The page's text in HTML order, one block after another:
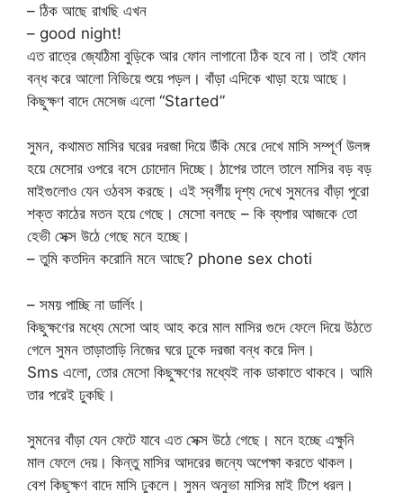
– ঠিক আছে রাখছি এখন
– good night!
এত রাত্রে জ্যেঠিমা বুড়িকে আর ফোন লাগানো ঠিক হবে না। তাই ফোন
বন্ধ করে আলো নিভিয়ে শুয়ে পড়ল। বাঁড়া এদিকে খাড়া হয়ে আছে।
কিছুক্ষণ বাদে মেসেজ এলো “Started”
সুমন, কথামত মাসির ঘরের দরজা দিয়ে উঁকি মেরে দেখে মাসি সম্পূর্ণ উলঙ্গ
হয়ে মেসোর ওপরে বসে চোদোন দিচ্ছে। ঠাপের তালে তালে মাসির বড় বড়
মাইগুলোও যেন ওঠবস করছে। এই স্বর্গীয় দৃশ্য দেখে সুমনের বাঁড়া পুরো
শক্ত কাঠের মতন হয়ে গেছে। মেসো বলছে – কি ব্যপার আজকে তো
হেভী সেক্স উঠে গেছে মনে হচ্ছে।
– তুমি কতদিন করোনি মনে আছে? phone sex choti
– সময় পাচ্ছি না ডার্লিং।
কিছুক্ষণের মধ্যে মেসো আহ আহ করে মাল মাসির গুদে ফেলে দিয়ে উঠতে
গেলে সুমন তাড়াতাড়ি নিজের ঘরে ঢুকে দরজা বন্ধ করে দিল।
Sms এলো, তোর মেসো কিছুক্ষণের মধ্যেই নাক ডাকাতে থাকবে। আমি
তার পরেই ঢুকছি।
সুমনের বাঁড়া যেন ফেটে যাবে এত সেক্স উঠে গেছে। মনে হচ্ছে এক্ষুনি
মাল ফেলে দেয়। কিন্তু মাসির আদরের জন্যে অপেক্ষা করতে থাকল।
বেশ কিছুক্ষণ বাদে মাসি ঢুকলে। সুমন অনুভা মাসির মাই টিপে ধরল।